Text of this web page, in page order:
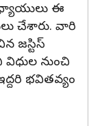
ఈ
చేశారు. వారి
జస్టిస్
నుంచి
భవితవ్యం